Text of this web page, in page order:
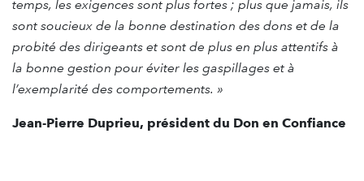
temps, les exigences sont plus fortes ; plus que jamais, ils
sont soucieux de la bonne destination des dons et de la
probité des dirigeants et sont de plus en plus attentifs à
la bonne gestion pour éviter les gaspillages et à
l’exemplarité des comportements. »
Jean-Pierre Duprieu, président du Don en Confiance